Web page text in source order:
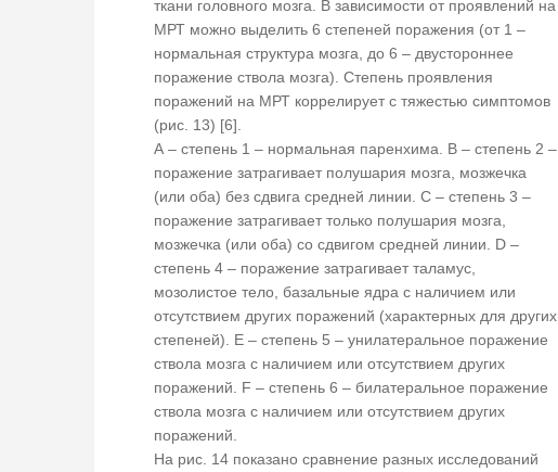
ткани головного мозга. В зависимости от проявлений на
МРТ можно выделить 6 степеней поражения (от 1 –
нормальная структура мозга, до 6 – двустороннее
поражение ствола мозга). Степень проявления
поражений на МРТ коррелирует с тяжестью симптомов
(рис. 13) [6].
А – степень 1 – нормальная паренхима. В – степень 2 –
поражение затрагивает полушария мозга, мозжечка
(или оба) без сдвига средней линии. С – степень 3 –
поражение затрагивает только полушария мозга,
мозжечка (или оба) со сдвигом средней линии. D –
степень 4 – поражение затрагивает таламус,
мозолистое тело, базальные ядра с наличием или
отсутствием других поражений (характерных для других
степеней). Е – степень 5 – унилатеральное поражение
ствола мозга с наличием или отсутствием других
поражений. F – степень 6 – билатеральное поражение
ствола мозга с наличием или отсутствием других
поражений.
На рис. 14 показано сравнение разных исследований